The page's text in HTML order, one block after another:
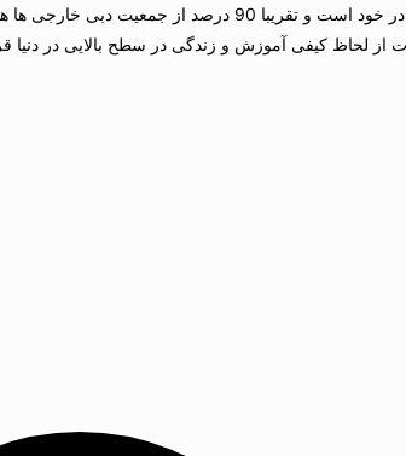
امروز دبی میزبان 200 ملیت در خود است و تقریبا 90
از لحاظ کیفی آموزش و زندگی در سطح بالایی در دنیا